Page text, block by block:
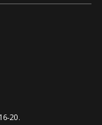
20.